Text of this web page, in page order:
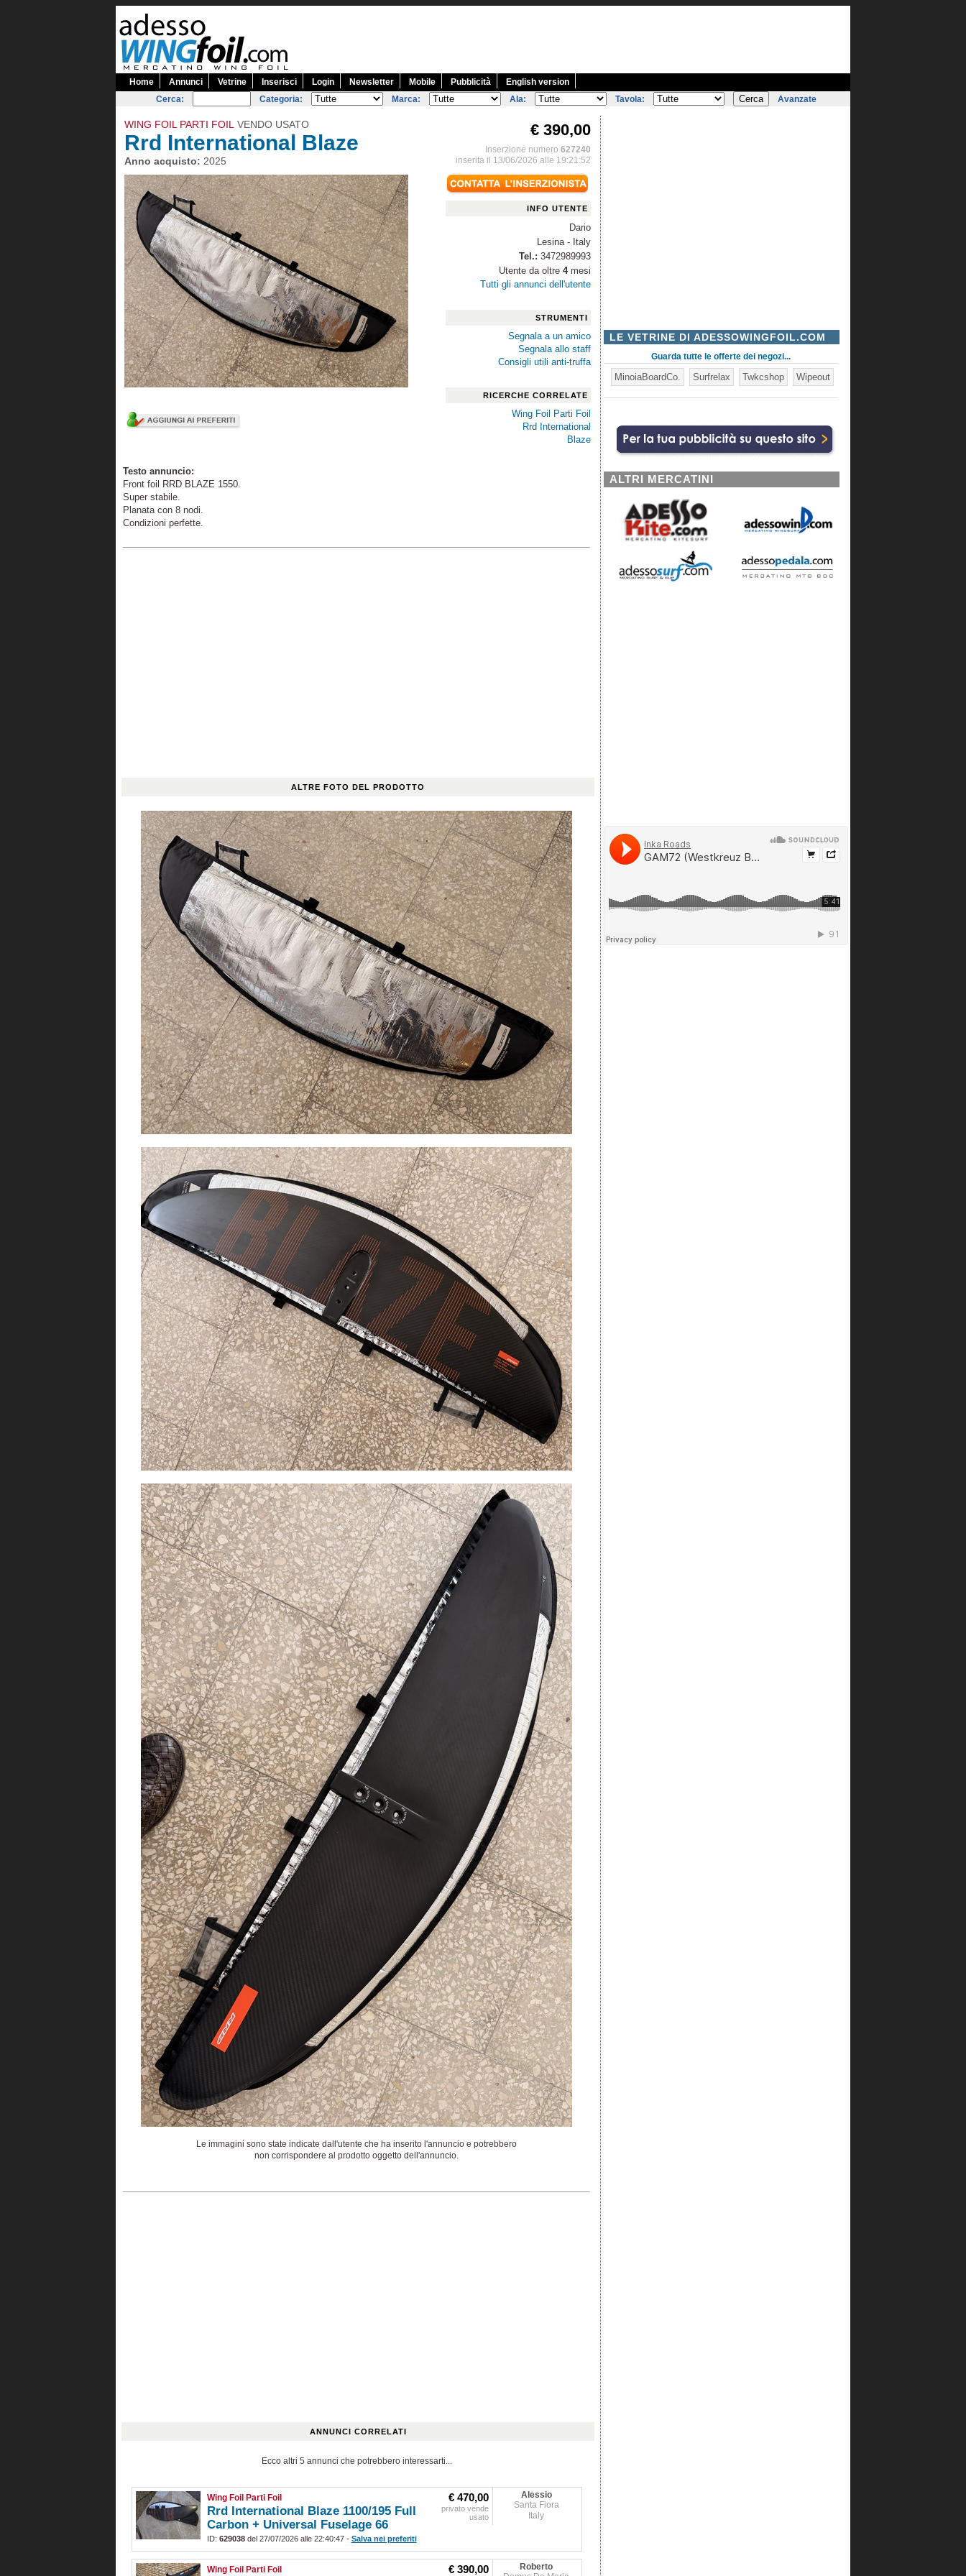
Home Annunci Vetrine Inserisci Login Newsletter Mobile Pubblicità
English version
Cerca:
Categoria: Marca: Ala: Tavola: Avanzate
WING FOIL PARTI FOIL VENDO USATO
Rrd International Blaze
Anno acquisto: 2025
€ 390,00
Inserzione numero 627240
inserita il 13/06/2026 alle 19:21:52
INFO UTENTE
Dario
Lesina - Italy
Tel.: 3472989993
Utente da oltre 4mesi
Tutti gli annunci dell'utente
STRUMENTI
Segnala a un amico
Segnala allo staff
Consigli utili anti-truffa
RICERCHE CORRELATE
Wing Foil Parti Foil
Rrd International
Blaze
Testo annuncio:
Front foil RRD BLAZE 1550.
Super stabile.
Planata con 8 nodi.
Condizioni perfette.
ALTRE FOTO DEL PRODOTTO
Le immagini sono state indicate dall'utente che ha inserito l'annuncio e potrebbero
non corrispondere al prodotto oggetto dell'annuncio.
ANNUNCI CORRELATI
Ecco altri 5 annunci che potrebbero interessarti...
Wing Foil Parti Foil
Rrd International Blaze 1100/195 Full
Carbon + Universal Fuselage 66
ID: 629038del 27/07/2026 alle 22:40:47- Salva nei preferiti
€ 470,00
privato vende
usato
Alessio
Santa Fiora
Italy
Wing Foil Parti Foil € 390,00
Roberto
LE VETRINE DI ADESSOWINGFOIL.COM
Guarda tutte le offerte dei negozi...
MinoiaBoardCo. Surfrelax Twkcshop Wipeout
ALTRI MERCATINI